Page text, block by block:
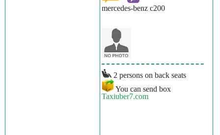
mercedes-benz c200
2 persons on back seats
You can send box
Taxiuber7.com